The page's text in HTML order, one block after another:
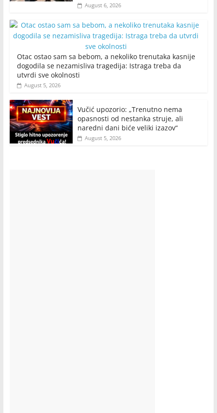
August 6, 2026
Otac ostao sam sa bebom, a nekoliko trenutaka kasnije
dogodila se nezamisliva tragedija: Istraga treba da
utvrdi sve okolnosti
August 5, 2026
Vučić upozorio: „Trenutno nema
opasnosti od nestanka struje, ali
naredni dani biće veliki izazov“
August 5, 2026